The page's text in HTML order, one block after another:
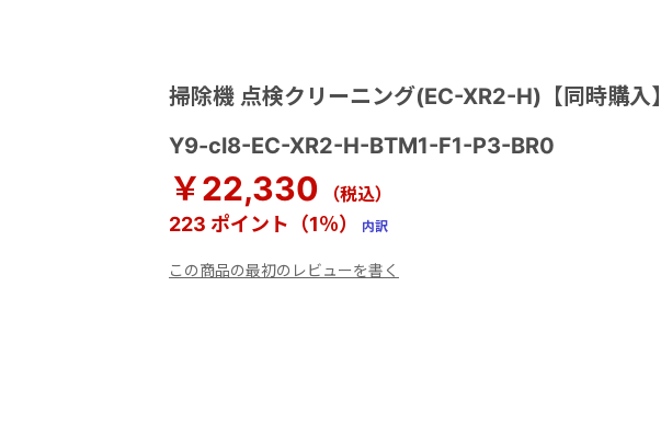
掃除機 点検クリーニング(EC-XR2-H)【同時購入】
Y9-cl8-EC-XR2-H-BTM1-F1-P3-BR0
￥22,330 （税込）
223 ポイント（1％） 内訳
この商品の最初のレビューを書く